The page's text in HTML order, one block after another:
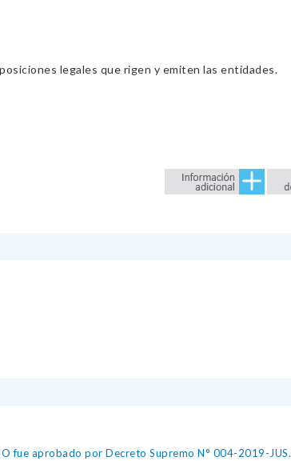
legales que rigen y emiten las entidades.
fue aprobado por Decreto Supremo N° 004-2019-JUS.